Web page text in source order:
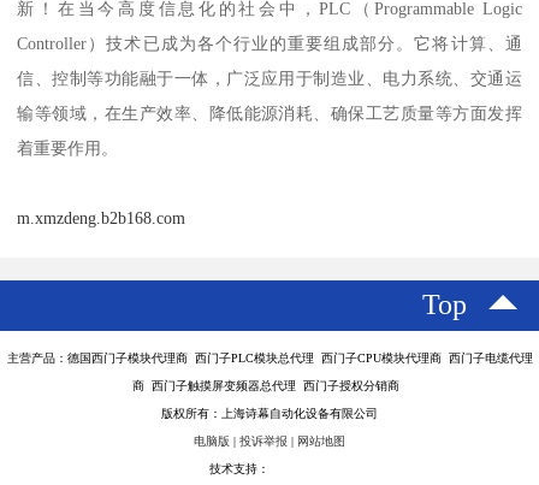
新！在当今高度信息化的社会中，PLC（Programmable Logic
Controller）技术已成为各个行业的重要组成部分。它将计算、通
信、控制等功能融于一体，广泛应用于制造业、电力系统、交通运
输等领域，在生产效率、降低能源消耗、确保工艺质量等方面发挥
着重要作用。
m.xmzdeng.b2b168.com
Top
主营产品：德国西门子模块代理商 西门子PLC模块总代理 西门子CPU模块代理商 西门子电缆代理
商 西门子触摸屏变频器总代理 西门子授权分销商
版权所有：上海诗幕自动化设备有限公司
电脑版 | 投诉举报 | 网站地图
技术支持：